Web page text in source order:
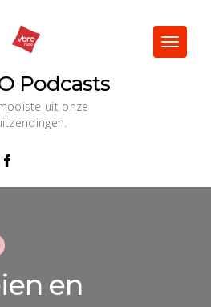
Podcasts
uit onze
Toggle
en